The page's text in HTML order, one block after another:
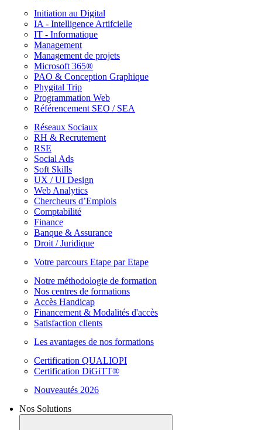
Initiation au Digital
IA - Intelligence Artifcielle
IT - Informatique
Management
Management de projets
Microsoft 365®
PAO & Conception Graphique
Phygital Trip
Programmation Web
Référencement SEO / SEA
Réseaux Sociaux
RH & Recrutement
RSE
Social Ads
Soft Skills
UX / UI Design
Web Analytics
Chercheurs d’Emplois
Comptabilité
Finance
Banque & Assurance
Droit / Juridique
Votre parcours Etape par Etape
Notre méthodologie de formation
Nos centres de formations
Accès Handicap
Financement & Modalités d'accès
Satisfaction clients
Les avantages de nos formations
Certification QUALIOPI
Certification DiGiTT®
Nouveautés 2026
Nos Solutions